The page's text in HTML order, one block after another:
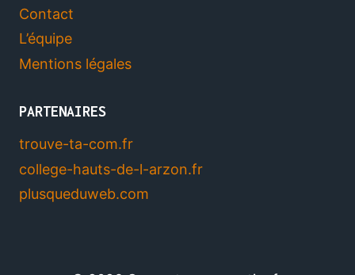
Contact
L’équipe
Mentions légales
PARTENAIRES
trouve-ta-com.fr
college-hauts-de-l-arzon.fr
plusqueduweb.com